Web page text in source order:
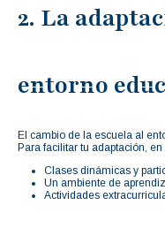
2. La
entorno
El cambio de la escuela al
Para facilitar tu adaptación,
Clases dinámicas y
Un ambiente de
Actividades